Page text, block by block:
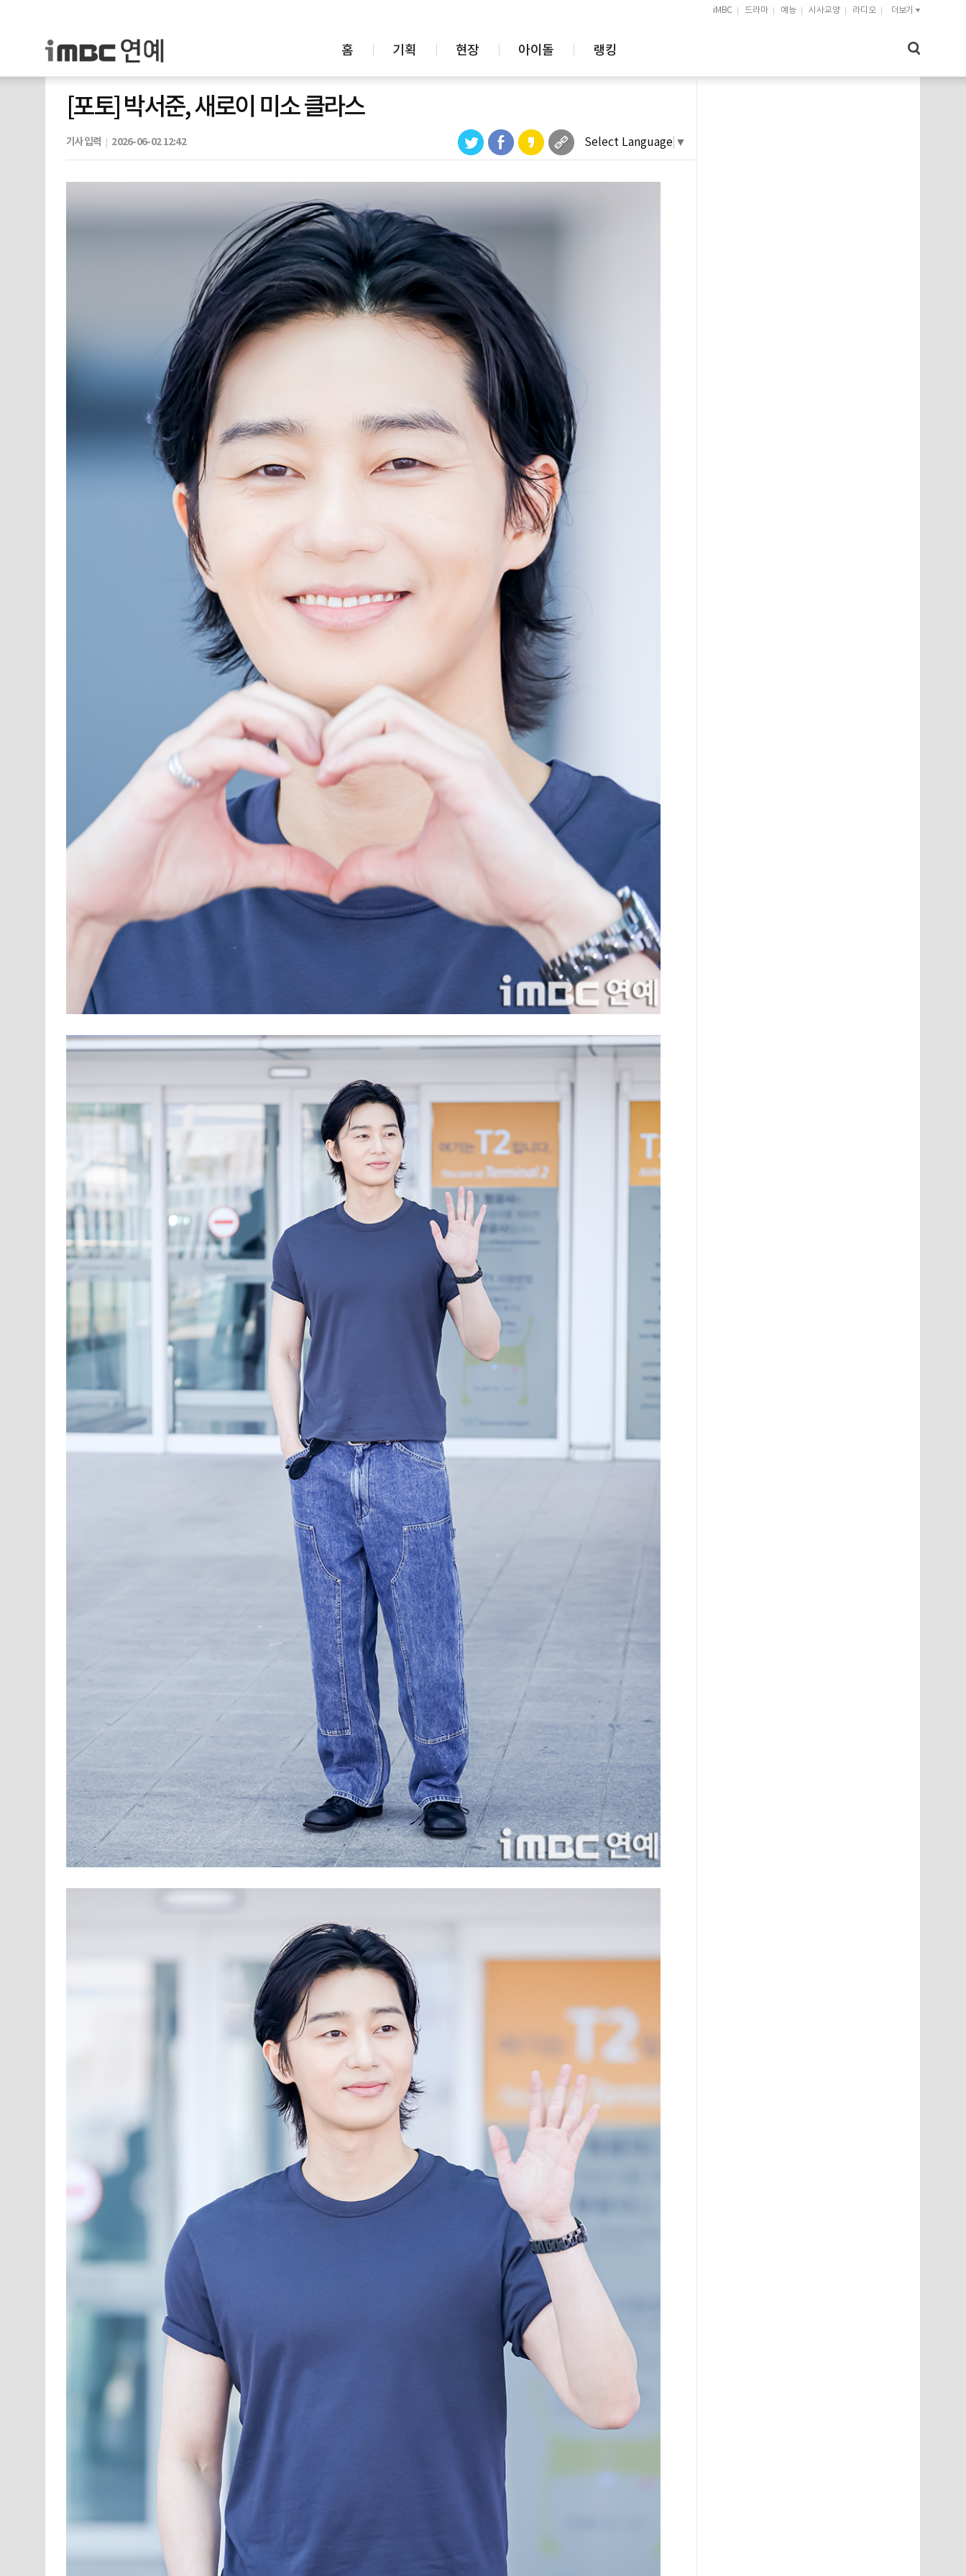
iMBC 드라마 예능 시사교양 라디오 더보기
홈 기획 현장 아이돌 랭킹
[포토] 박서준, 새로이 미소 클라스
기사입력 2026-06-02 12:42 Select Language ▼